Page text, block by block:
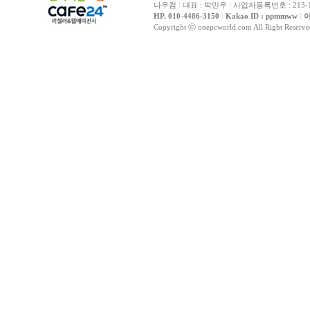
나우컴 l 대표 : 박민우 l 사업자등록번호 :
HP. 010-4486-3150 l Kakao ID : ppmmww l
Copyright ⓒ onepcworld.com All Right